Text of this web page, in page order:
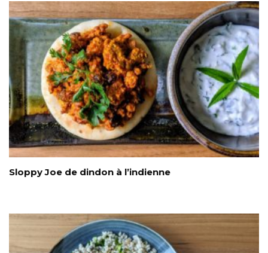
Sloppy Joe de dindon à l’indienne